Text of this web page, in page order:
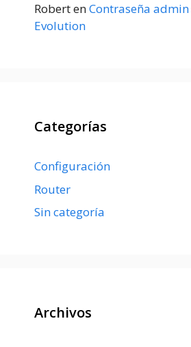
RobertenContraseña
Evolution
Categorías
Configuración
Router
Sin categoría
Archivos